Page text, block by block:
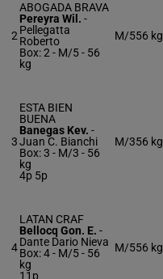
2
ABOGADA BRAVA
Pereyra Wil. -
Pellegatta
Roberto
Box: 2 - M/5 - 56
kg
M/556 kg
3
ESTA BIEN
BUENA
Banegas Kev. -
Juan C. Bianchi
Box: 3 - M/3 - 56
kg
4p 5p
M/356 kg
4
LATAN CRAF
Bellocq Gon. E. -
Dante Dario Nieva
Box: 4 - M/5 - 56
kg
11p
M/556 kg